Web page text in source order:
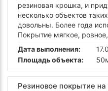
резиновая крошка, и
несколько объектов
довольны. Более года
Покрытие мягкое,
Дата выполнения:
Площадь объекта:
Резиновое покрытие